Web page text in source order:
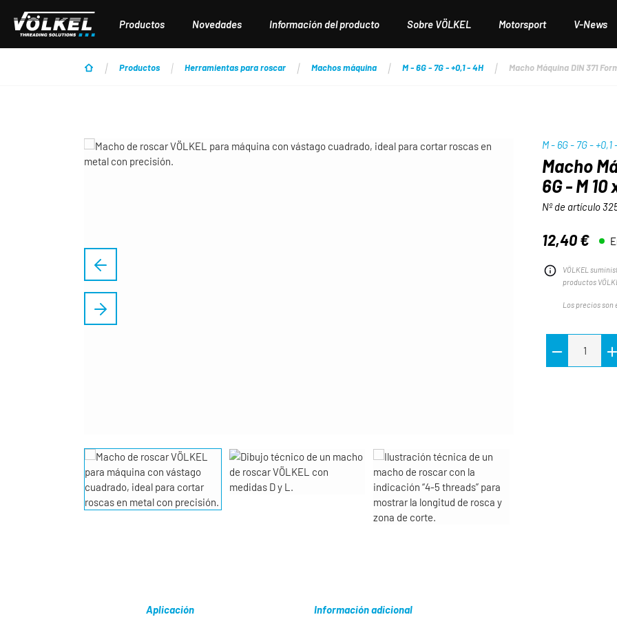
al contenido principal
Saltar a la búsqueda
Saltar a la navegación principal
Productos Novedades Información del producto Sobre VÖLKEL Motorsport V-News
Productos Herramientas para roscar Machos máquina M - 6G - 7G - +0,1 - 4H Macho Máquina DIN 371
Omitir galería de imágenes M - 6G - 7G - +0,1
Macho
6G - M 10
Nº de artículo
Precio normal:
12,40 €
VÖLKEL
productos
Los precios son
Aplicación Información adicional